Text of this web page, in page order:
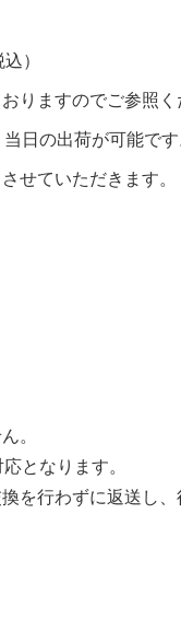
）
りますのでご参照く
日の出荷が可能で
せていただきます。
。
となります。
を行わずに返送し